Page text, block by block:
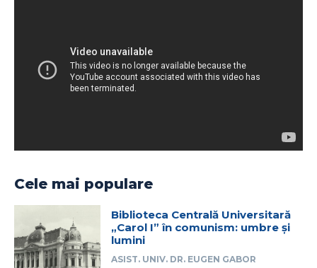
Cele mai populare
Biblioteca Centrală Universitară
„Carol I” în comunism: umbre și
lumini
ASIST. UNIV. DR. EUGEN GABOR